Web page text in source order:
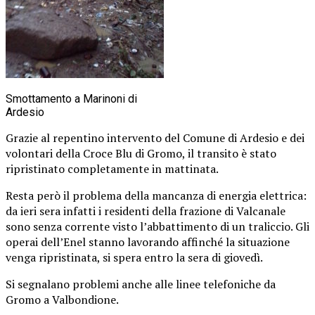
Smottamento a Marinoni di
Ardesio
Grazie al repentino intervento del Comune di Ardesio e dei
volontari della Croce Blu di Gromo, il transito è stato
ripristinato completamente in mattinata.
Resta però il problema della mancanza di energia elettrica:
da ieri sera infatti i residenti della frazione di Valcanale
sono senza corrente visto l’abbattimento di un traliccio. Gli
operai dell’Enel stanno lavorando affinché la situazione
venga ripristinata, si spera entro la sera di giovedì.
Si segnalano problemi anche alle linee telefoniche da
Gromo a Valbondione.